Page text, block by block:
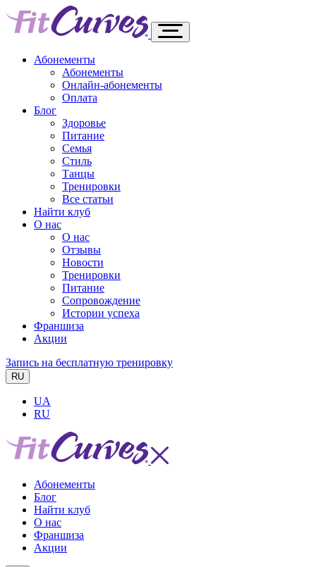
Абонементы
Абонементы
Онлайн-абонементы
Оплата
Блог
Здоровье
Питание
Семья
Стиль
Танцы
Тренировки
Все статьи
Найти клуб
О нас
О нас
Отзывы
Новости
Тренировки
Питание
Сопровождение
Истории успеха
Франшиза
Акции
Запись на бесплатную тренировку
RU
UA
RU
Абонементы
Блог
Найти клуб
О нас
Франшиза
Акции